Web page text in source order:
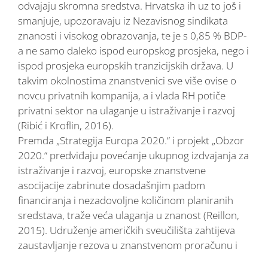
odvajaju skromna sredstva. Hrvatska ih uz to još i
smanjuje, upozoravaju iz Nezavisnog sindikata
znanosti i visokog obrazovanja, te je s 0,85 % BDP-
a ne samo daleko ispod europskog prosjeka, nego i
ispod prosjeka europskih tranzicijskih država. U
takvim okolnostima znanstvenici sve više ovise o
novcu privatnih kompanija, a i vlada RH potiče
privatni sektor na ulaganje u istraživanje i razvoj
(Ribić i Kroflin, 2016).
Premda „Strategija Europa 2020.“ i projekt „Obzor
2020.“ predviđaju povećanje ukupnog izdvajanja za
istraživanje i razvoj, europske znanstvene
asocijacije zabrinute dosadašnjim padom
financiranja i nezadovoljne količinom planiranih
sredstava, traže veća ulaganja u znanost (Reillon,
2015). Udruženje američkih sveučilišta zahtijeva
zaustavljanje rezova u znanstvenom proračunu i